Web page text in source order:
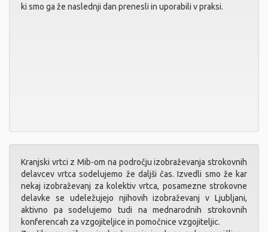
ki smo ga že naslednji dan prenesli in uporabili v praksi.
Kranjski vrtci z Mib-om na področju izobraževanja strokovnih
delavcev vrtca sodelujemo že daljši čas. Izvedli smo že kar
nekaj izobraževanj za kolektiv vrtca, posamezne strokovne
delavke se udeležujejo njihovih izobraževanj v Ljubljani,
aktivno pa sodelujemo tudi na mednarodnih strokovnih
konferencah za vzgojiteljice in pomočnice vzgojiteljic.